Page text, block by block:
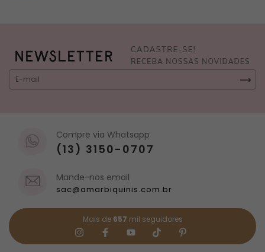
Compre via Whatsapp
(13) 3150-0707
Mande-nos email
sac@amarbiquinis.com.br
Mais de 657 mil seguidores